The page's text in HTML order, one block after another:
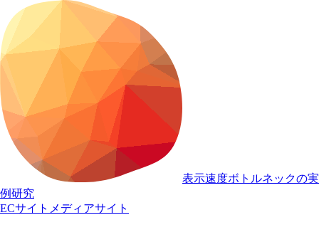
表示速度ボトルネックの実
例研究
ECサイト メディアサイト